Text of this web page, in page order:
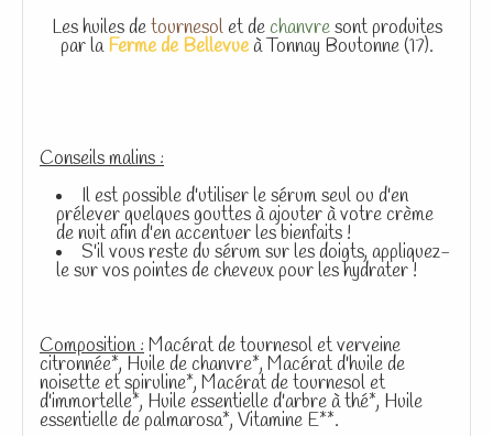
Les huiles detournesolet de chanvresont produites
par laFerme de Bellevueà Tonnay Boutonne (17).
Conseils malins :
Il est possible d'utiliser le sérum seul ou d'en
prélever quelques gouttes à ajouter à votre crème
de nuit afin d'en accentuer les bienfaits !
S'il vous reste du sérum sur les doigts, appliquez-
le sur vos pointes de cheveux pour les hydrater !
Composition :Macérat de tournesol et verveine
citronnée*, Huile de chanvre*, Macérat d'huile de
noisette et spiruline*, Macérat de tournesol et
d'immortelle*, Huile essentielle d'arbre à thé*, Huile
essentielle de palmarosa*, Vitamine E**.